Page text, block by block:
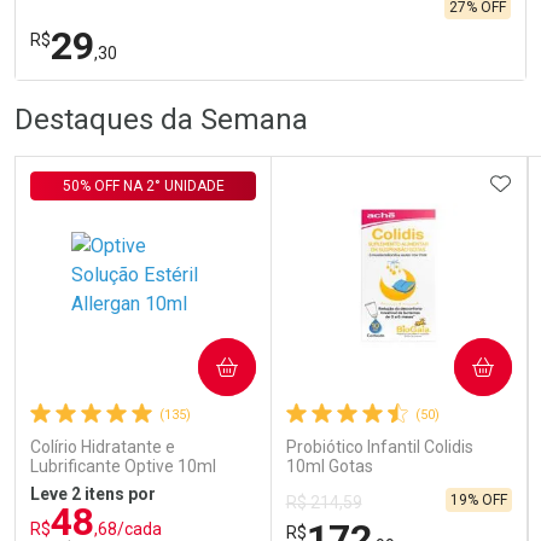
R$29,30
27% OFF
Laboratório
Comprar sem Desconto
Por R$ 29,30/cada
Por Menos
Comprar sem Desconto
Por R$ 29,30/cada
Destaques da Semana
(135)
Colírio Hidratante e
Lubrificante Optive 10ml
50% OFF NA 2° UNIDADE
Leve 2 itens por
R$48,68/cada
COMPRAR
(50)
Probiótico Infantil Colidis
10ml Gotas
R$ 214,59
R$
19% OFF
COMPRAR